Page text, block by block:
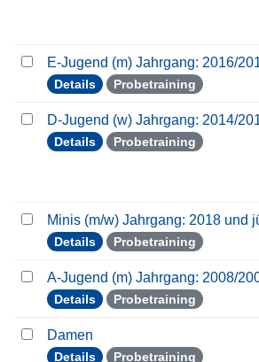
E-Jugend (m) Jahrgang: 2016/
Details Probetraining
D-Jugend (w) Jahrgang: 2014/
Details Probetraining
Minis (m/w) Jahrgang: 2018 und
Details Probetraining
A-Jugend (m) Jahrgang: 2008/
Details Probetraining
Damen
Details Probetraining